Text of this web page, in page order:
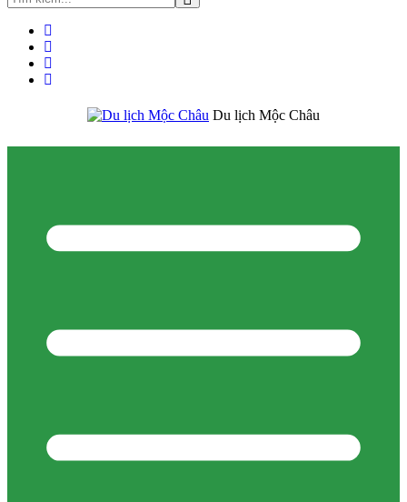
Du lịch Mộc Châu